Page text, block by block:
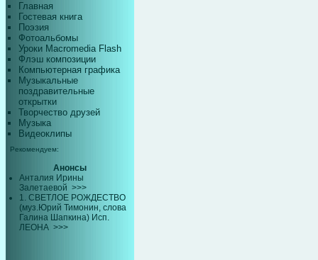
Главная
Гостевая книга
Поэзия
Фотоальбомы
Уроки Macromedia Flash
Флэш композиции
Компьютерная графика
Музыкальные
поздравительные
открытки
Творчество друзей
Музыка
Видеоклипы
Рекомендуем:
Анонсы
Анталия Ирины
Залетаевой >>>
1. СВЕТЛОЕ РОЖДЕСТВО
(муз.Юрий Тимонин, слова
Галина Шапкина) Исп.
ЛЕОНА >>>